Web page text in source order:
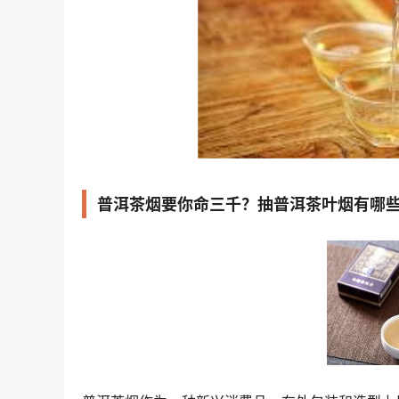
普洱茶烟要你命三千？抽普洱茶叶烟有哪